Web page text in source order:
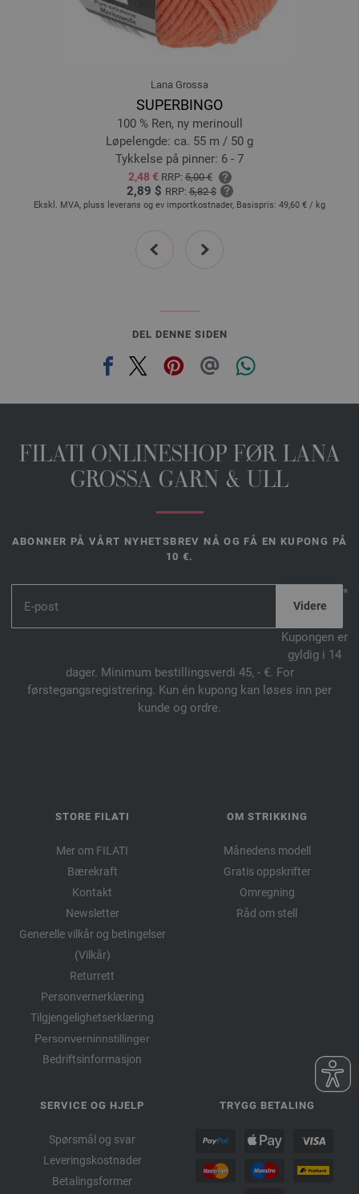
19-olivengrønn | EAN: 4033493389235
20-myntegrønn | EAN: 4033493389242
Lana Grossa
SUPERBINGO
100 % Ren, ny merinoull
Løpelengde: ca. 55 m / 50 g
Tykkelse på pinner: 6 - 7
2,48 € RRP:5,00 €
2,89 $ RRP:5,82 $
Ekskl. MVA, pluss leverans og ev importkostnader, Basispris: 49,60 € / kg
prev next
DEL DENNE SIDEN
FILATI ONLINESHOP FØR LANA
GROSSA GARN & ULL
ABONNER PÅ VÅRT NYHETSBREV NÅ OG FÅ EN KUPONG PÅ
10 €.
*
Kupongen er
gyldig i 14
dager. Minimum bestillingsverdi 45, - €. For
førstegangsregistrering. Kun én kupong kan løses inn per
kunde og ordre.
STORE FILATI
Mer om FILATI
Bærekraft
Kontakt
Newsletter
Generelle vilkår og betingelser
(Vilkår)
Returrett
Personvernerklæring
Tilgjengelighetserklæring
Personverninnstillinger
Bedriftsinformasjon
OM STRIKKING
Månedens modell
Gratis oppskrifter
Omregning
Råd om stell
SERVICE OG HJELP
Spørsmål og svar
Leveringskostnader
Betalingsformer
TRYGG BETALING